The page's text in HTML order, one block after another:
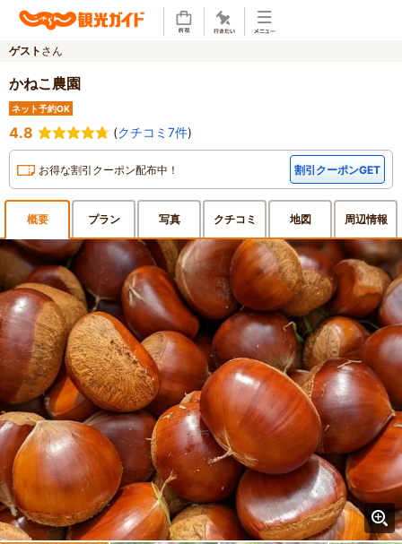
ゲスト さん
かねこ農園
ネット予約OK
4.8 (クチコミ7件)
お得な割引クーポン配布中！ 割引クーポンGET
概要 プラン 写真 クチコミ 地図 周辺情報